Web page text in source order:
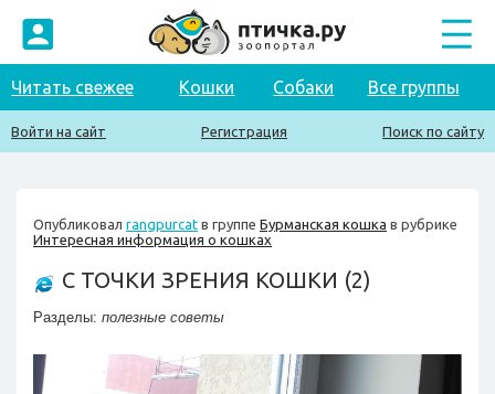
Читать свежее Кошки Собаки Все группы
Войти на сайт Регистрация Поиск по сайту
Опубликовал rangpurcat в группе Бурманская кошка в рубрике
Интересная информация о кошках
C ТОЧКИ ЗРЕНИЯ КОШКИ (2)
Разделы: полезные советы